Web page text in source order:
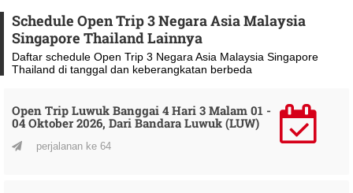
Schedule Open Trip 3 Negara Asia Malaysia
Singapore Thailand Lainnya
Daftar schedule Open Trip 3 Negara Asia Malaysia Singapore
Thailand di tanggal dan keberangkatan berbeda
Open Trip Luwuk Banggai 4 Hari 3 Malam 01 -
04 Oktober 2026, Dari Bandara Luwuk (LUW)
perjalanan ke 64